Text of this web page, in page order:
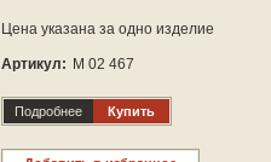
Цена указана за одно изделие
Артикул: М 02 467
Подробнее Купить